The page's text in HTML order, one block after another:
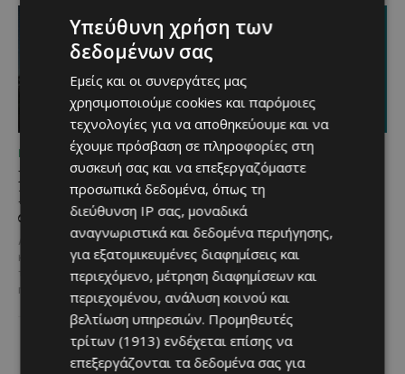
ΜΈΝΟΥΜΕ ΚΎΠΡΟ
Βραδινή πεζοπορία στον
Μαχαιρά με τον σκύλο
σου και θέα τις Περσείδες
Αν αγαπάς τις βόλτες στη φύση
και δεν αποχωρίζεσαι ποτέ τον
τετράποδο φίλο σου, τότε αυτή
η εμπειρία...
ΜΈΝΟΥΜΕ ΚΎΠΡΟ
Τα Λεύκαρα
ετοιμάζονται για μία
βραδιά γεμάτη street
food, μουσική και
καλοκαιρινή διάθεση
Μία από τις πιο γευστικές
εκδηλώσεις του καλοκαιριού
επιστρέφει στα Λεύκαρα,
προσκαλώντας μικρούς και
μεγάλους να απολαύσουν
μοναδικές...
Υπεύθυνη χρήση των
δεδομένων σας
Εμείς και οι συνεργάτες μας
χρησιμοποιούμε cookies και παρόμοιες
τεχνολογίες για να αποθηκεύουμε και να
έχουμε πρόσβαση σε πληροφορίες στη
συσκευή σας και να επεξεργαζόμαστε
προσωπικά δεδομένα, όπως τη
διεύθυνση IP σας, μοναδικά
αναγνωριστικά και δεδομένα περιήγησης,
για εξατομικευμένες διαφημίσεις και
περιεχόμενο, μέτρηση διαφημίσεων και
περιεχομένου, ανάλυση κοινού και
βελτίωση υπηρεσιών. Προμηθευτές
τρίτων (1913) ενδέχεται επίσης να
επεξεργάζονται τα δεδομένα σας για